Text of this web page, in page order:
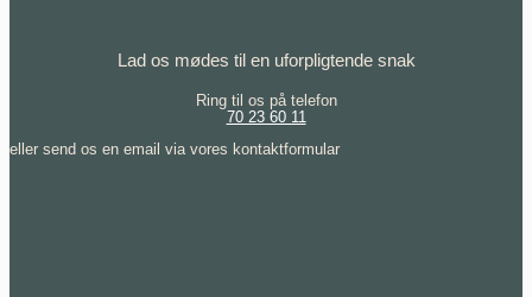
Lad os mødes til en uforpligtende snak
Ring til os på telefon
70 23 60 11
eller send os en email via vores kontaktformular